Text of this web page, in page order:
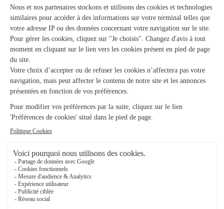
Ils ont fait livrer des fleurs ou une plante à
Croisilles
★ ★ ★ ★ ★
Bien reçu
Bouquet livré à la bonne adresse. J'ignore la date qui était
incapable de juger le respect de la date de livraison.
21/01/2026